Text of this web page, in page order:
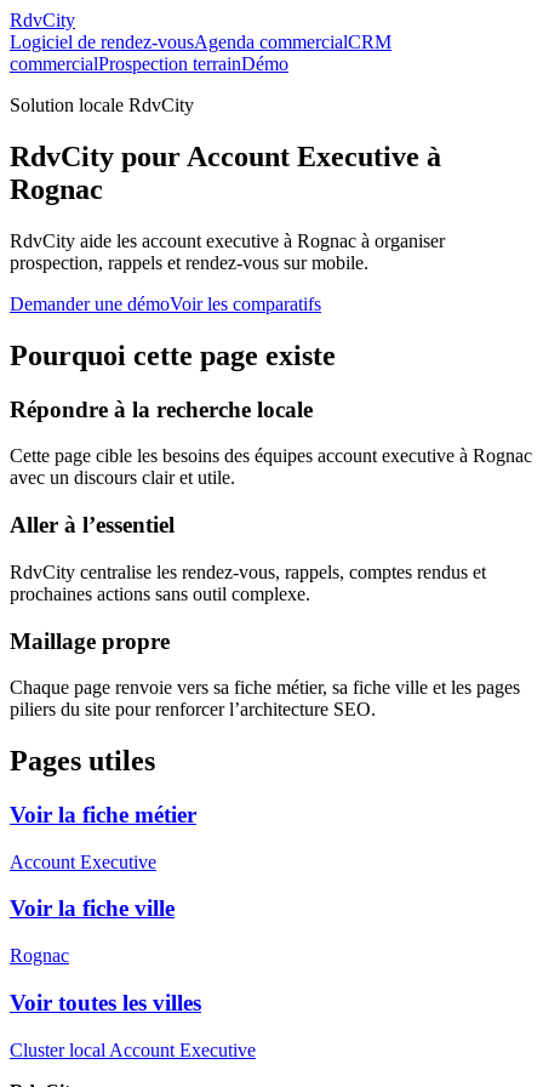
RdvCity
Logiciel de rendez-vousAgenda commercialCRM
commercialProspection terrainDémo
Solution locale RdvCity
RdvCity pour Account Executive à
Rognac
RdvCity aide les account executive à Rognac à organiser
prospection, rappels et rendez-vous sur mobile.
Demander une démoVoir les comparatifs
Pourquoi cette page existe
Répondre à la recherche locale
Cette page cible les besoins des équipes account executive à Rognac
avec un discours clair et utile.
Aller à l’essentiel
RdvCity centralise les rendez-vous, rappels, comptes rendus et
prochaines actions sans outil complexe.
Maillage propre
Chaque page renvoie vers sa fiche métier, sa fiche ville et les pages
piliers du site pour renforcer l’architecture SEO.
Pages utiles
Voir la fiche métier
Account Executive
Voir la fiche ville
Rognac
Voir toutes les villes
Cluster local Account Executive